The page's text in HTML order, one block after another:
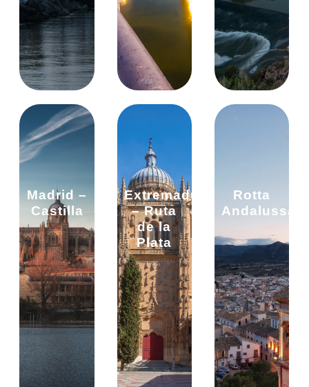
Madrid –
Castilla
Extremadura
– Ruta
de la
Plata
Rotta
Andalussa